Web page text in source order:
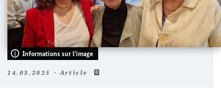
Informations sur l'image
14.03.2025 - Article